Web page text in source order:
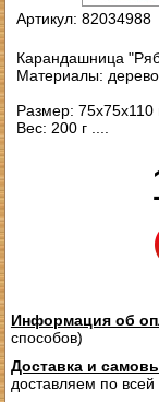
Артикул: 82034988
Карандашница
Материалы:
Размер:
Вес: 200 г ....
Информация об
способов)
Доставка и
доставляем по всей